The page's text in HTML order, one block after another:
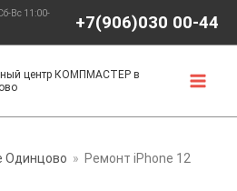
Вс 11:00- +7(906)030 00-44
центр КОМПМАСТЕР в
Одинцово Ремонт iPhone 12